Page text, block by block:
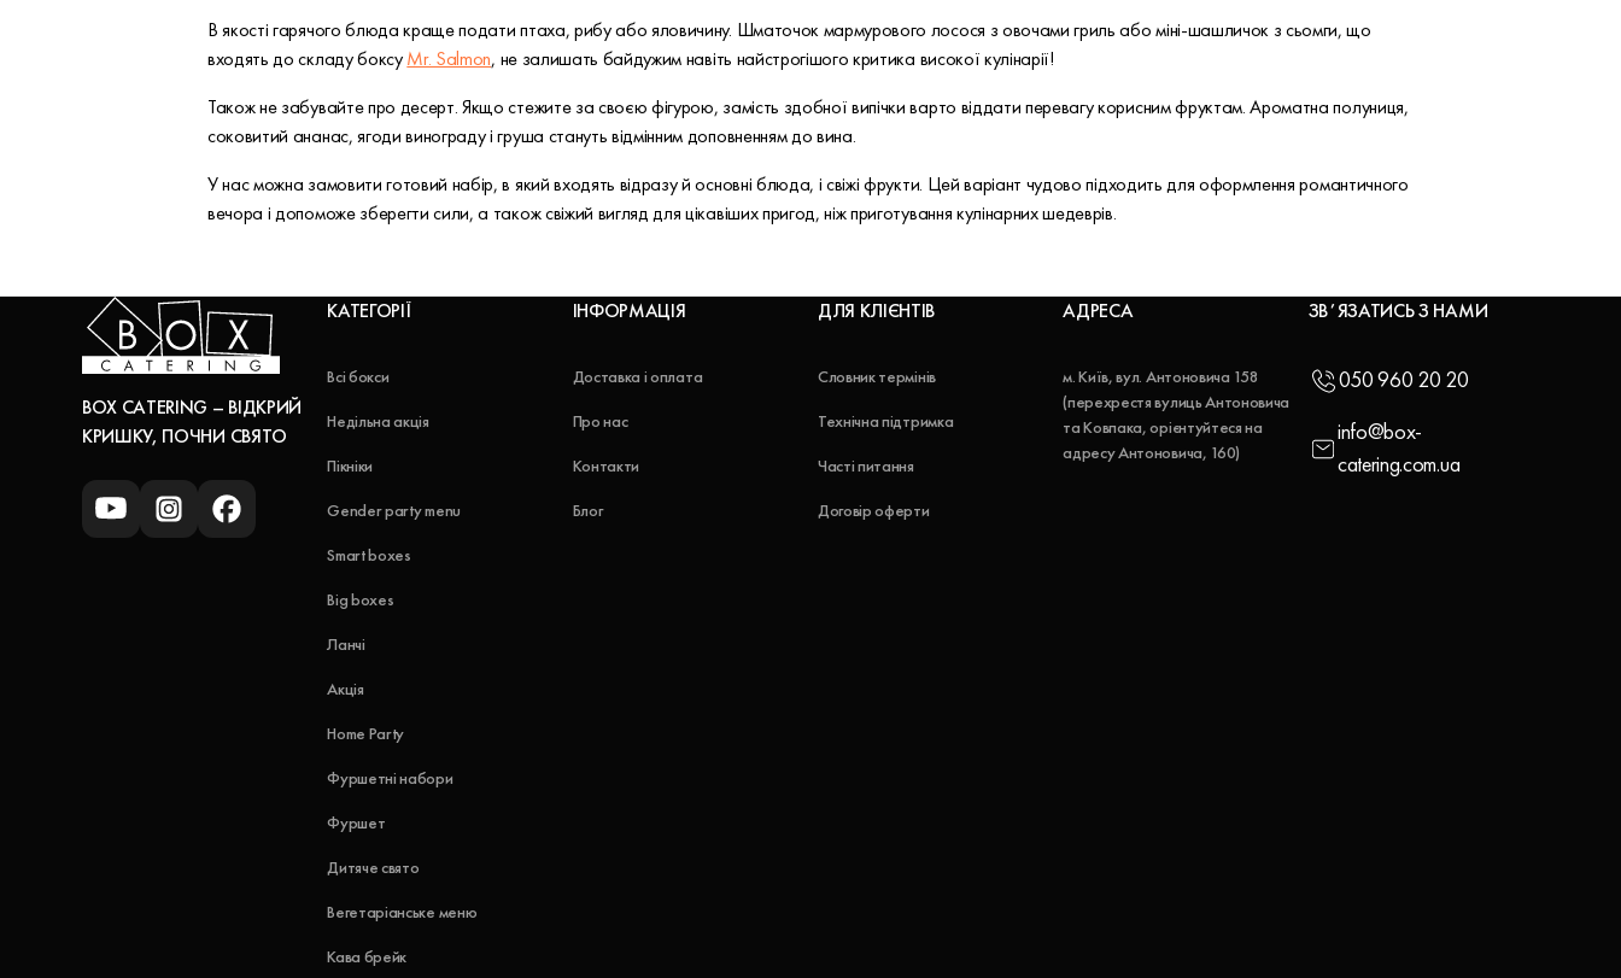
В якості гарячого блюда краще подати птаха, рибу або яловичину. Шматочок мармурового лосося з овочами гриль або міні-шашличок з сьомги, що
входять до складу боксу Mr. Salmon, не залишать байдужим навіть найстрогішого критика високої кулінарії!
Також не забувайте про десерт. Якщо стежите за своєю фігурою, замість здобної випічки варто віддати перевагу корисним фруктам. Ароматна полуниця,
соковитий ананас, ягоди винограду і груша стануть відмінним доповненням до вина.
У нас можна замовити готовий набір, в який входять відразу й основні блюда, і свіжі фрукти. Цей варіант чудово підходить для оформлення романтичного
вечора і допоможе зберегти сили, а також свіжий вигляд для цікавіших пригод, ніж приготування кулінарних шедеврів.
BOX CATERING – ВІДКРИЙ
КРИШКУ, ПОЧНИ СВЯТО
КАТЕГОРІЇ
Всі бокси
Недільна акція
Пікніки
Gender party menu
Smart boxes
Big boxes
Ланчі
Акція
Home Party
Фуршетні набори
Фуршет
Дитяче свято
Вегетаріанське меню
Кава брейк
ІНФОРМАЦІЯ
Доставка і оплата
Про нас
Контакти
Блог
ДЛЯ КЛІЄНТІВ
Словник термінів
Технічна підтримка
Часті питання
Договір оферти
АДРЕСА
м. Київ, вул. Антоновича 158
(перехрестя вулиць Антоновича
та Ковпака, орієнтуйтеся на
адресу Антоновича, 160)
ЗВʼЯЗАТИСЬ З НАМИ
050 960 20 20
info@box-
catering.com.ua